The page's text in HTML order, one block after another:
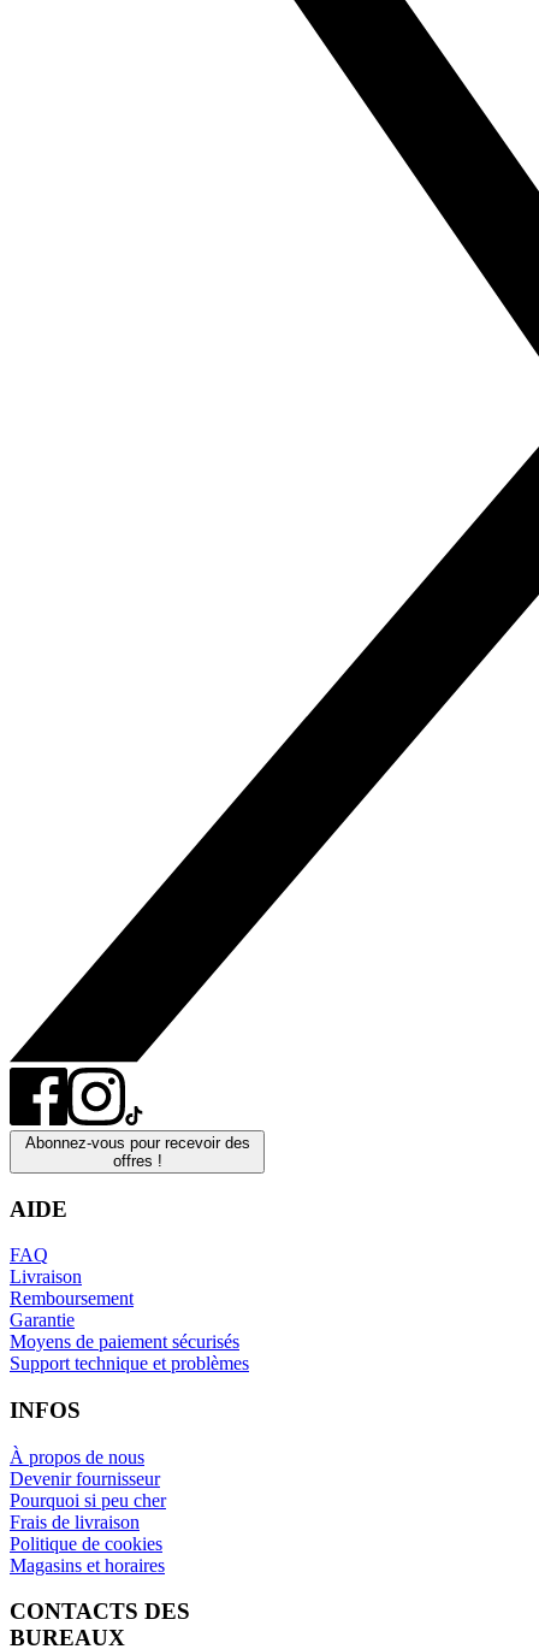
Abonnez-vous pour recevoir des
offres !
AIDE
FAQ
Livraison
Remboursement
Garantie
Moyens de paiement sécurisés
Support technique et problèmes
INFOS
À propos de nous
Devenir fournisseur
Pourquoi si peu cher
Frais de livraison
Politique de cookies
Magasins et horaires
CONTACTS DES
BUREAUX